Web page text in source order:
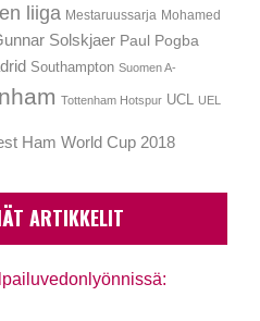
liiga Mestaruussarja Mohamed
Solskjaer Paul Pogba
Southampton Suomen A-
Tottenham Hotspur UCL UEL
Ham World Cup 2018
ARTIKKELIT